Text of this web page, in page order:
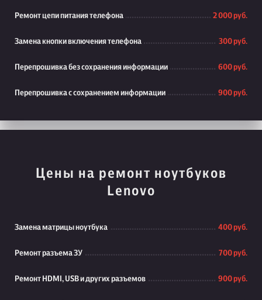
Ремонт цепи питания телефона 2 000 руб.
Замена кнопки включения телефона 300 руб.
Перепрошивка без сохранения информации 600 руб.
Перепрошивка с сохранением информации 900 руб.
Цены на ремонт ноутбуков
Lenovo
Замена матрицы ноутбука 400 руб.
Ремонт разъема ЗУ 700 руб.
Ремонт HDMI, USB и других разъемов 900 руб.